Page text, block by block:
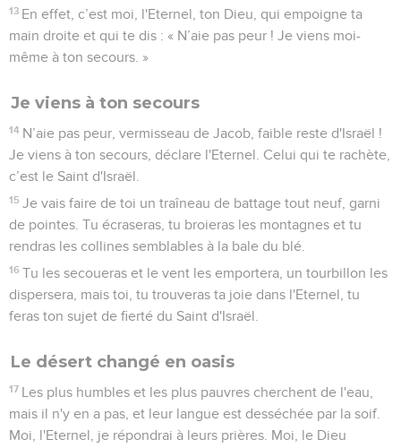
13 En effet, c’est moi, l'Eternel, ton Dieu, qui empoigne ta
main droite et qui te dis : « N’aie pas peur ! Je viens moi-
même à ton secours. »
Je viens à ton secours
14 N’aie pas peur, vermisseau de Jacob, faible reste d'Israël !
Je viens à ton secours, déclare l'Eternel. Celui qui te rachète,
c’est le Saint d'Israël.
15 Je vais faire de toi un traîneau de battage tout neuf, garni
de pointes. Tu écraseras, tu broieras les montagnes et tu
rendras les collines semblables à la bale du blé.
16 Tu les secoueras et le vent les emportera, un tourbillon les
dispersera, mais toi, tu trouveras ta joie dans l'Eternel, tu
feras ton sujet de fierté du Saint d'Israël.
Le désert changé en oasis
17 Les plus humbles et les plus pauvres cherchent de l'eau,
mais il n'y en a pas, et leur langue est desséchée par la soif.
Moi, l'Eternel, je répondrai à leurs prières. Moi, le Dieu